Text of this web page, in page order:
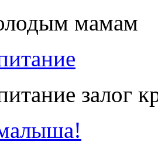
мамам
залог